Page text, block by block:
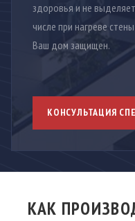
здоровья и не
числе при нагреве
Ваш дом защищен.
КОНСУЛЬТАЦИЯ
КАК